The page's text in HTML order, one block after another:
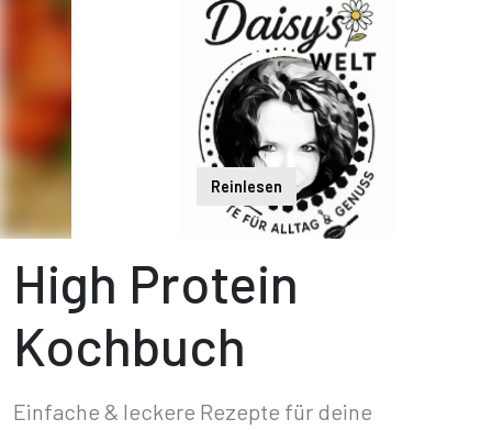
Reinlesen
High Protein
Kochbuch
Einfache & leckere Rezepte für deine